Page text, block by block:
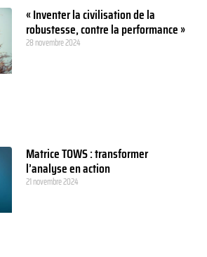
« Inventer la civilisation de la
robustesse, contre la performance »
28 novembre 2024
Matrice TOWS : transformer
l’analyse en action
21 novembre 2024